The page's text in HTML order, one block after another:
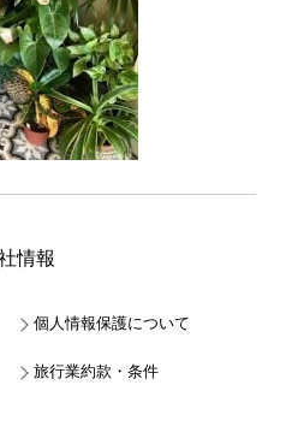
情報
個人情報保護について
旅行業約款・条件